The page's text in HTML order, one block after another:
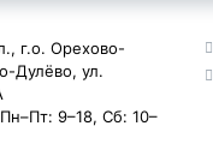
г.о. Орехово-
Дулёво, ул.
9–18, Сб: 10–